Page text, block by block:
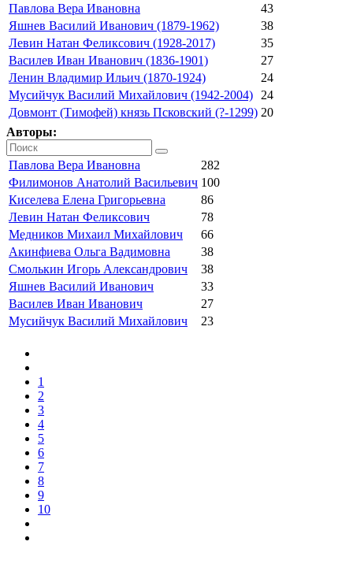
Павлова Вера Ивановна
43
Яшнев Василий Иванович (1879-1962)
38
Левин Натан Феликсович (1928-2017)
35
Василев Иван Иванович (1836-1901)
27
Ленин Владимир Ильич (1870-1924)
24
Мусийчук Василий Михайлович (1942-2004)
24
Довмонт (Тимофей) князь Псковский (?-1299) 20
Авторы:
Павлова Вера Ивановна
282
Филимонов Анатолий Васильевич 100
Киселева Елена Григорьевна
86
Левин Натан Феликсович
78
Медников Михаил Михайлович
66
Акинфиева Ольга Вадимовна
38
Смолькин Игорь Александрович
38
Яшнев Василий Иванович
33
Василев Иван Иванович
27
Мусийчук Василий Михайлович
23
1
2
3
4
5
6
7
8
9
10